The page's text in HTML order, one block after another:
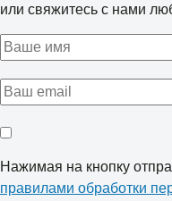
или свяжитесь с нами
Нажимая на кнопку
правилами обработки